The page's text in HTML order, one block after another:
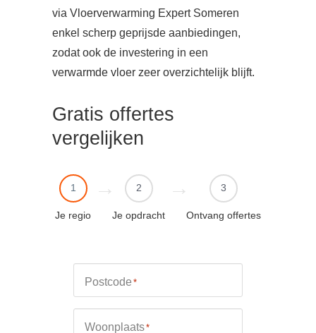
via Vloerverwarming Expert Someren
enkel scherp geprijsde aanbiedingen,
zodat ook de investering in een
verwarmde vloer zeer overzichtelijk blijft.
Gratis offertes
vergelijken
1
Je regio
2
Je opdracht
3
Ontvang offertes
Postcode *
Woonplaats*